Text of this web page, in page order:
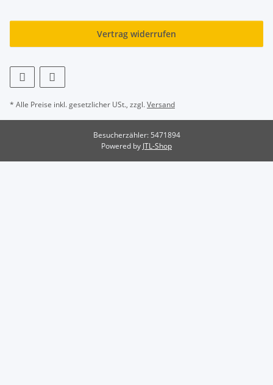
Vertrag widerrufen
* Alle Preise inkl. gesetzlicher USt., zzgl.Versand
Besucherzähler: 5471894
Powered by JTL-Shop